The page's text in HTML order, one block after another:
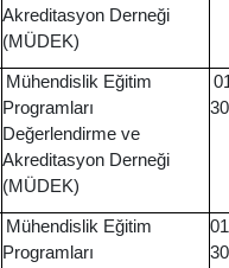
Akreditasyon Derneği
(MÜDEK)
Mühendislik Eğitim
Programları
Değerlendirme ve
Akreditasyon Derneği
(MÜDEK)
Mühendislik Eğitim
Programları